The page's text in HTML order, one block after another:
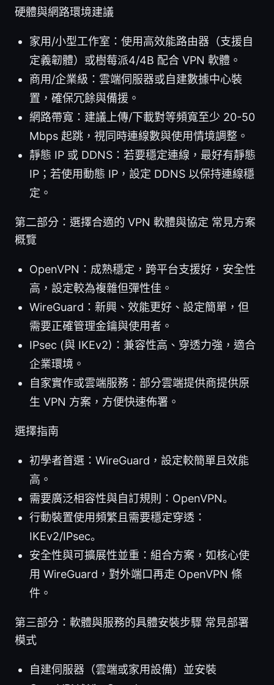
硬體與網路環境建議
家用/小型工作室：使用高效能路由器（支援自
定義韌體）或樹莓派4/4B 配合 VPN 軟體。
商用/企業級：雲端伺服器或自建數據中心裝
置，確保冗餘與備援。
網路帶寬：建議上傳/下載對等頻寬至少 20-50
Mbps 起跳，視同時連線數與使用情境調整。
靜態 IP 或 DDNS：若要穩定連線，最好有靜態
IP；若使用動態 IP，設定 DDNS 以保持連線穩
定。
第二部分：選擇合適的 VPN 軟體與協定 常見方案
概覽
OpenVPN：成熟穩定，跨平台支援好，安全性
高，設定較為複雜但彈性佳。
WireGuard：新興、效能更好、設定簡單，但
需要正確管理金鑰與使用者。
IPsec (與 IKEv2)：兼容性高、穿透力強，適合
企業環境。
自家實作或雲端服務：部分雲端提供商提供原
生 VPN 方案，方便快速佈署。
選擇指南
初學者首選：WireGuard，設定較簡單且效能
高。
需要廣泛相容性與自訂規則：OpenVPN。
行動裝置使用頻繁且需要穩定穿透：
IKEv2/IPsec。
安全性與可擴展性並重：組合方案，如核心使
用 WireGuard，對外端口再走 OpenVPN 條
件。
第三部分：軟體與服務的具體安裝步驟 常見部署
模式
自建伺服器（雲端或家用設備）並安裝